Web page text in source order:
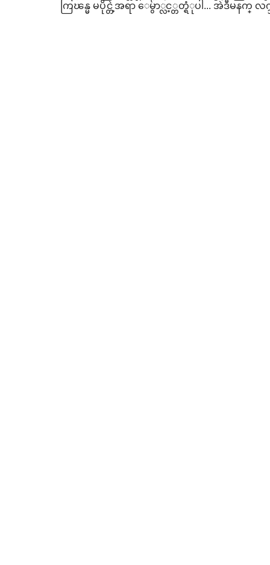
ကြၽန္မ မပိုင္တဲ့အရာ ေမွ်ာ္လင့္တတ္ရံုပါ... အဲဒီမနက္ လ